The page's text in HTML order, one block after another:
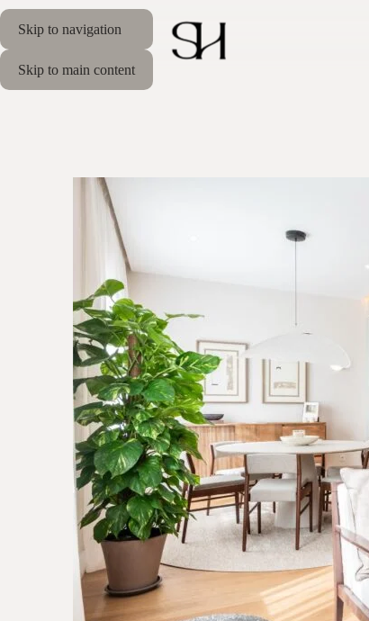
Skip to navigation
Skip to main content